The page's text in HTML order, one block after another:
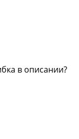
в описании?